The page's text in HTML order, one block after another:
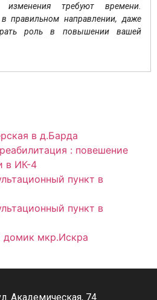
требуют времени.
правильном направлении, даже
роль в повышении вашей
в д.Барда
: повешение
в ИК-4
пункт в
пункт в
домик мкр.Искра
Академическая, 74